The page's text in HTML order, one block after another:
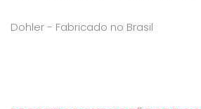
Dohler - Fabricado no Brasil